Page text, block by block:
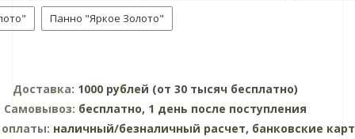
Панно "Яркое Золото"
Доставка: 1000 рублей (от 30 тысяч бесплатно)
Самовывоз: бесплатно, 1 день после поступления
наличный/безналичный расчет, банковские